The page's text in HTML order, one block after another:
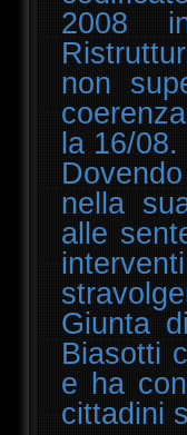
2008
non
la 16/08.
nella
alle
Giunta
Biasotti
e ha
cittadini